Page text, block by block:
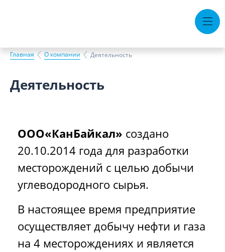
Горячая линия
Безопасность
Главная О компании Деятельность
Деятельность
ООО«КанБайкал» создано
20.10.2014 года для разработки
месторождений с целью добычи
углеводородного сырья.
В настоящее время предприятие
осуществляет добычу нефти и газа
на 4 месторождениях и является